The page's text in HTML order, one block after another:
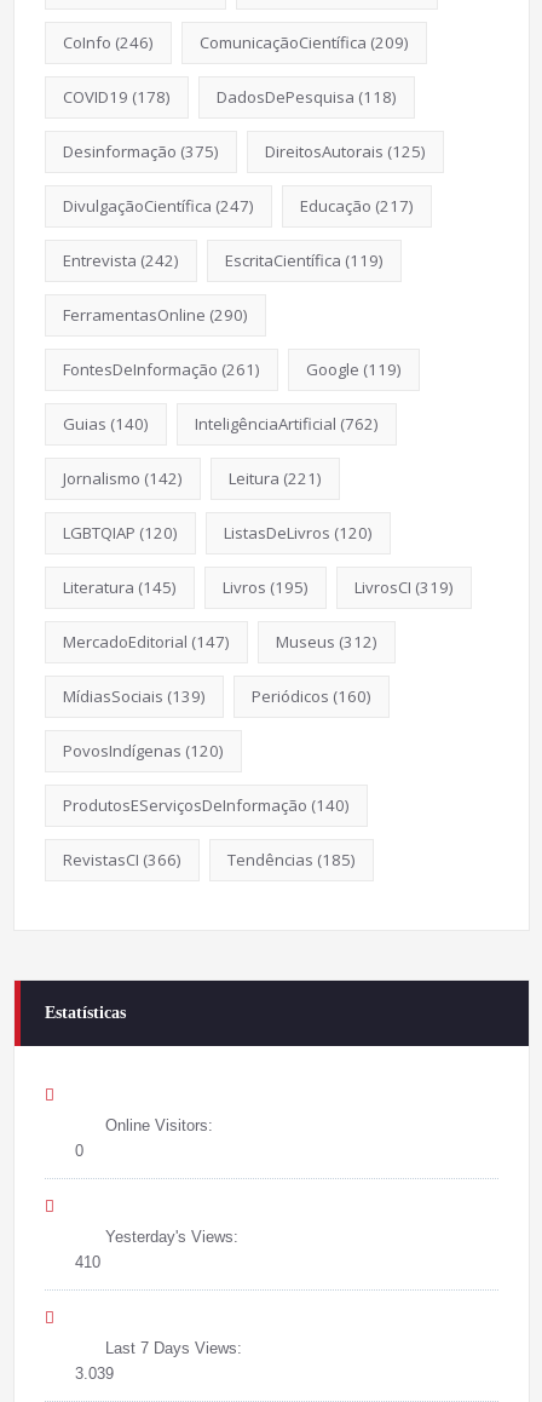
CoInfo (246) ComunicaçãoCientífica (209)
COVID19 (178) DadosDePesquisa (118)
Desinformação (375) DireitosAutorais (125)
DivulgaçãoCientífica (247) Educação (217)
Entrevista (242) EscritaCientífica (119)
FerramentasOnline (290)
FontesDeInformação (261) Google (119)
Guias (140) InteligênciaArtificial (762)
Jornalismo (142) Leitura (221)
LGBTQIAP (120) ListasDeLivros (120)
Literatura (145) Livros (195) LivrosCI (319)
MercadoEditorial (147) Museus (312)
MídiasSociais (139) Periódicos (160)
PovosIndígenas (120)
ProdutosEServiçosDeInformação (140)
RevistasCI (366) Tendências (185)
Estatísticas
Online Visitors:
0
Yesterday's Views:
410
Last 7 Days Views:
3.039